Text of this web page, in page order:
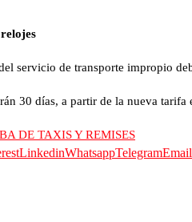
servicio de transporte impropio
30 días, a partir de la nueva
DE TAXIS Y REMISES
LinkedinWhatsappTelegramEmail